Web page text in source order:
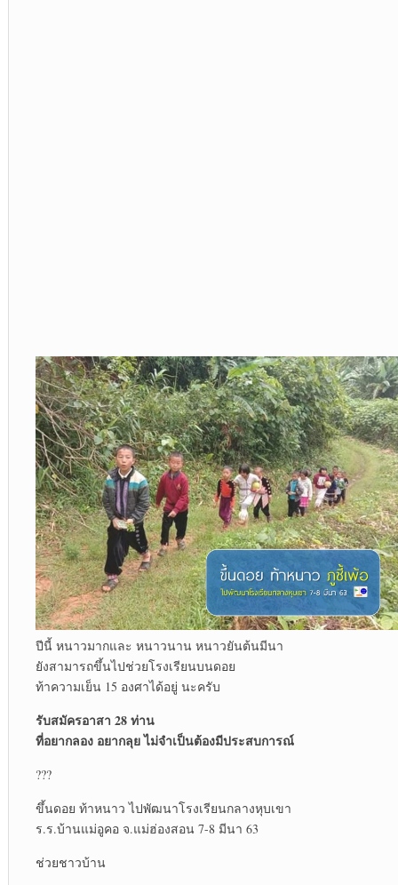
ปีนี้ หนาวมากและ หนาวนาน หนาวยันต้นมีนา
ยังสามารถขึ้นไปช่วยโรงเรียนบนดอย
ท้าความเย็น 15 องศาได้อยู่ นะครับ
รับสมัครอาสา 28 ท่าน
ที่อยากลอง อยากลุย ไม่จำเป็นต้องมีประสบการณ์
???
ขึ้นดอย ท้าหนาว ไปพัฒนาโรงเรียนกลางหุบเขา
ร.ร.บ้านแม่อูคอ จ.แม่ฮ่องสอน 7-8 มีนา 63
ช่วยชาวบ้าน